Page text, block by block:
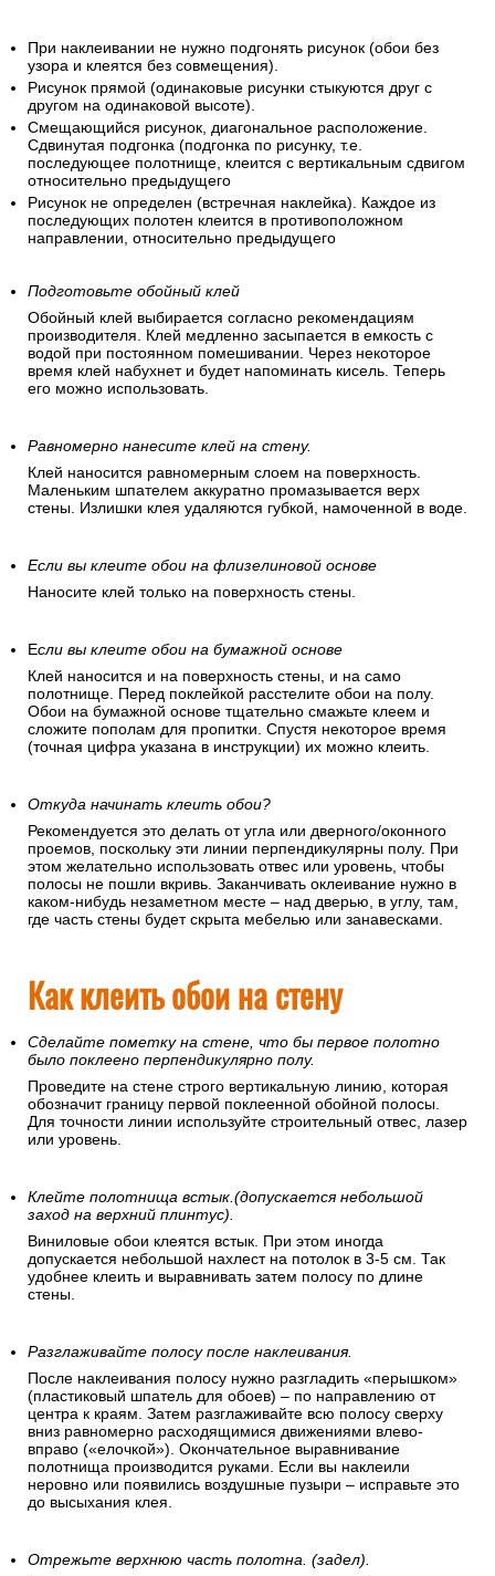
При наклеивании не нужно подгонять рисунок (обои без
узора и клеятся без совмещения).
Рисунок прямой (одинаковые рисунки стыкуются друг с
другом на одинаковой высоте).
Смещающийся рисунок, диагональное расположение.
Сдвинутая подгонка (подгонка по рисунку, т.е.
последующее полотнище, клеится с вертикальным сдвигом
относительно предыдущего
Рисунок не определен (встречная наклейка). Каждое из
последующих полотен клеится в противоположном
направлении, относительно предыдущего
Подготовьте обойный клей
Обойный клей выбирается согласно рекомендациям
производителя. Клей медленно засыпается в емкость с
водой при постоянном помешивании. Через некоторое
время клей набухнет и будет напоминать кисель. Теперь
его можно использовать.
Равномерно нанесите клей на стену.
Клей наносится равномерным слоем на поверхность.
Маленьким шпателем аккуратно промазывается верх
стены. Излишки клея удаляются губкой, намоченной в воде.
Если вы клеите обои на флизелиновой основе
Наносите клей только на поверхность стены.
Если вы клеите обои на бумажной основе
Клей наносится и на поверхность стены, и на само
полотнище. Перед поклейкой расстелите обои на полу.
Обои на бумажной основе тщательно смажьте клеем и
сложите пополам для пропитки. Спустя некоторое время
(точная цифра указана в инструкции) их можно клеить.
Откуда начинать клеить обои?
Рекомендуется это делать от угла или дверного/оконного
проемов, поскольку эти линии перпендикулярны полу. При
этом желательно использовать отвес или уровень, чтобы
полосы не пошли вкривь. Заканчивать оклеивание нужно в
каком-нибудь незаметном месте – над дверью, в углу, там,
где часть стены будет скрыта мебелью или занавесками.
Как клеить обои на стену
Сделайте пометку на стене, что бы первое полотно
было поклеено перпендикулярно полу.
Проведите на стене строго вертикальную линию, которая
обозначит границу первой поклеенной обойной полосы.
Для точности линии используйте строительный отвес, лазер
или уровень.
Клейте полотнища встык.(допускается небольшой
заход на верхний плинтус).
Виниловые обои клеятся встык. При этом иногда
допускается небольшой нахлест на потолок в 3-5 см. Так
удобнее клеить и выравнивать затем полосу по длине
стены.
Разглаживайте полосу после наклеивания.
После наклеивания полосу нужно разгладить «перышком»
(пластиковый шпатель для обоев) – по направлению от
центра к краям. Затем разглаживайте всю полосу сверху
вниз равномерно расходящимися движениями влево-
вправо («елочкой»). Окончательное выравнивание
полотнища производится руками. Если вы наклеили
неровно или появились воздушные пузыри – исправьте это
до высыхания клея.
Отрежьте верхнюю часть полотна. (задел).